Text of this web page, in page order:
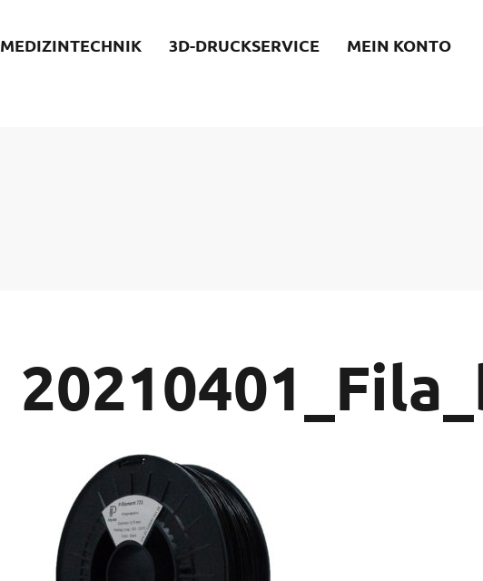
MEDIZINTECHNIK 3D-DRUCKSERVICE
MEIN KONTO